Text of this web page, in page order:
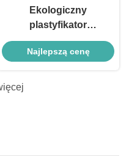
Ekologiczny
plastyfikator
epoksydowy, nisko
lepki, plastyfikator
Najlepszą cenę